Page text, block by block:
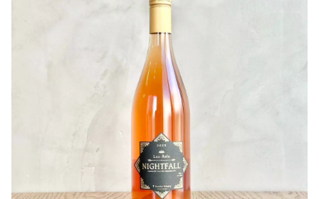
で静置後ボトリングしたロゼワイン。
綺麗な薔薇⾊、ラズベリーやイチゴの⾹り、⼼地よい酸と
タンニン、軽い⽢味も感じられ、惣菜から⽣ハム、鶏や豚
などの⾁料理まで幅広くマリアージュするワインです。
引用：hirosaki craft wines